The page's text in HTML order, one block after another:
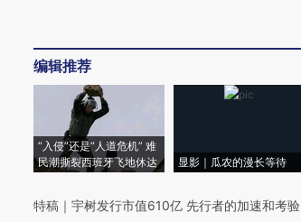
编辑推荐
“入侵”还是“人道危机” 难
民潮撕裂西班牙飞地休达
显影｜瓜农的漫长等待
特稿 ｜ 宇树发行市值610亿 先行者的加速和考验